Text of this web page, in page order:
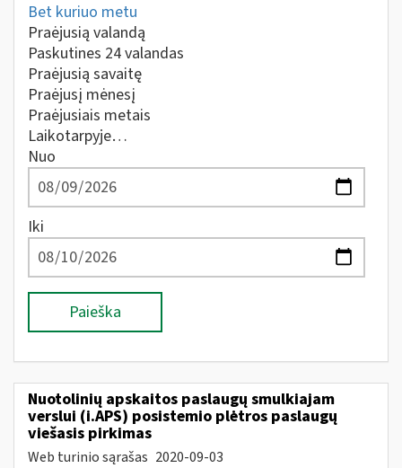
Bet kuriuo metu
Praėjusią valandą
Paskutines 24 valandas
Praėjusią savaitę
Praėjusį mėnesį
Praėjusiais metais
Laikotarpyje…
Nuo
Iki
Paieška
Nuotolinių apskaitos paslaugų smulkiajam
verslui (i.APS) posistemio plėtros paslaugų
viešasis pirkimas
Web turinio sąrašas 2020-09-03